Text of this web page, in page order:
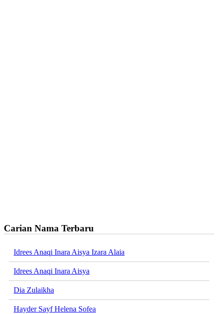
Carian Nama Terbaru
Idrees Anaqi Inara Aisya Izara Alaia
Idrees Anaqi Inara Aisya
Dia Zulaikha
Hayder Sayf Helena Sofea